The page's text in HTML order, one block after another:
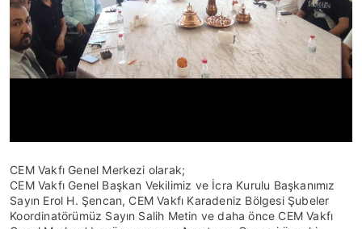
CEM Vakfı Genel Merkezi olarak;
CEM Vakfı Genel Başkan Vekilimiz ve İcra Kurulu Başkanımız
Sayın Erol H. Şencan, CEM Vakfı Karadeniz Bölgesi Şubeler
Koordinatörümüz Sayın Salih Metin ve daha önce CEM Vakfı